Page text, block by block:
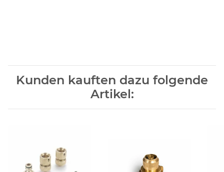
Kunden kauften dazu folgende
Artikel: